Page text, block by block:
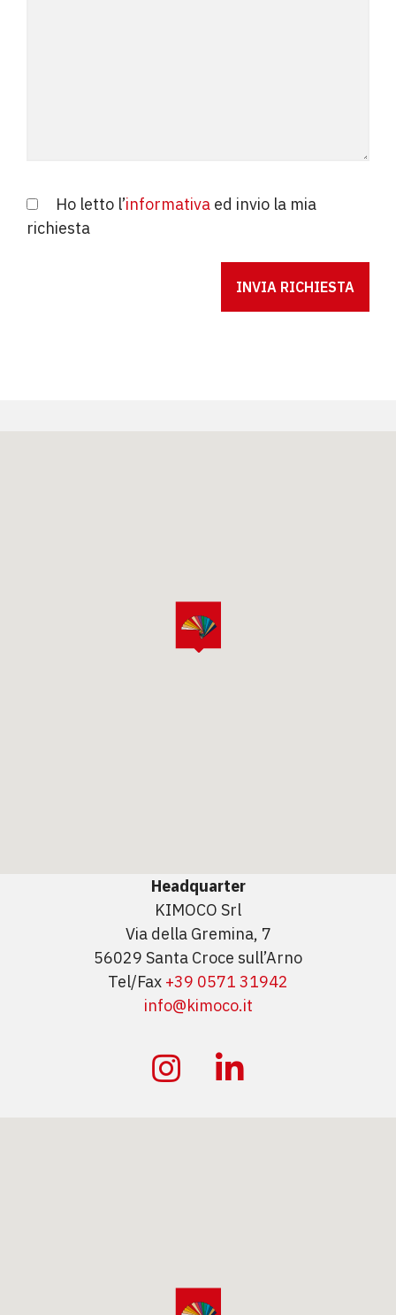
Ho letto l’informativa ed invio la mia
richiesta
Headquarter
KIMOCO Srl
Via della Gremina, 7
56029 Santa Croce sull’Arno
Tel/Fax +39 0571 31942
info@kimoco.it